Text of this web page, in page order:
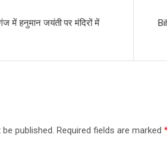
में हनुमान जयंती पर मंदिरों में
published. Required fields are marked